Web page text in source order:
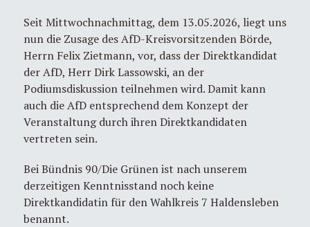
Seit Mittwochnachmittag, dem 13.05.2026, liegt uns
nun die Zusage des AfD-Kreisvorsitzenden Börde,
Herrn Felix Zietmann, vor, dass der Direktkandidat
der AfD, Herr Dirk Lassowski, an der
Podiumsdiskussion teilnehmen wird. Damit kann
auch die AfD entsprechend dem Konzept der
Veranstaltung durch ihren Direktkandidaten
vertreten sein.
Bei Bündnis 90/Die Grünen ist nach unserem
derzeitigen Kenntnisstand noch keine
Direktkandidatin für den Wahlkreis 7 Haldensleben
benannt.